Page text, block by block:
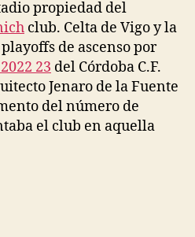
propiedad del
club. Celta de Vigo y la
de ascenso por
23 del Córdoba C.F.
Jenaro de la Fuente
del número de
el club en aquella